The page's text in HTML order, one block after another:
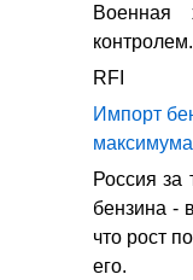
Военная
RFI
Импорт
максимума
Россия за
бензина -
что рост
его.